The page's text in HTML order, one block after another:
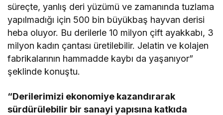
süreçte, yanlış deri yüzümü ve zamanında tuzlama
yapılmadığı için 500 bin büyükbaş hayvan derisi
heba oluyor. Bu derilerle 10 milyon çift ayakkabı, 3
milyon kadın çantası üretilebilir. Jelatin ve kolajen
fabrikalarının hammadde kaybı da yaşanıyor”
şeklinde konuştu.
“Derilerimizi ekonomiye kazandırarak
sürdürülebilir bir sanayi yapısına katkıda